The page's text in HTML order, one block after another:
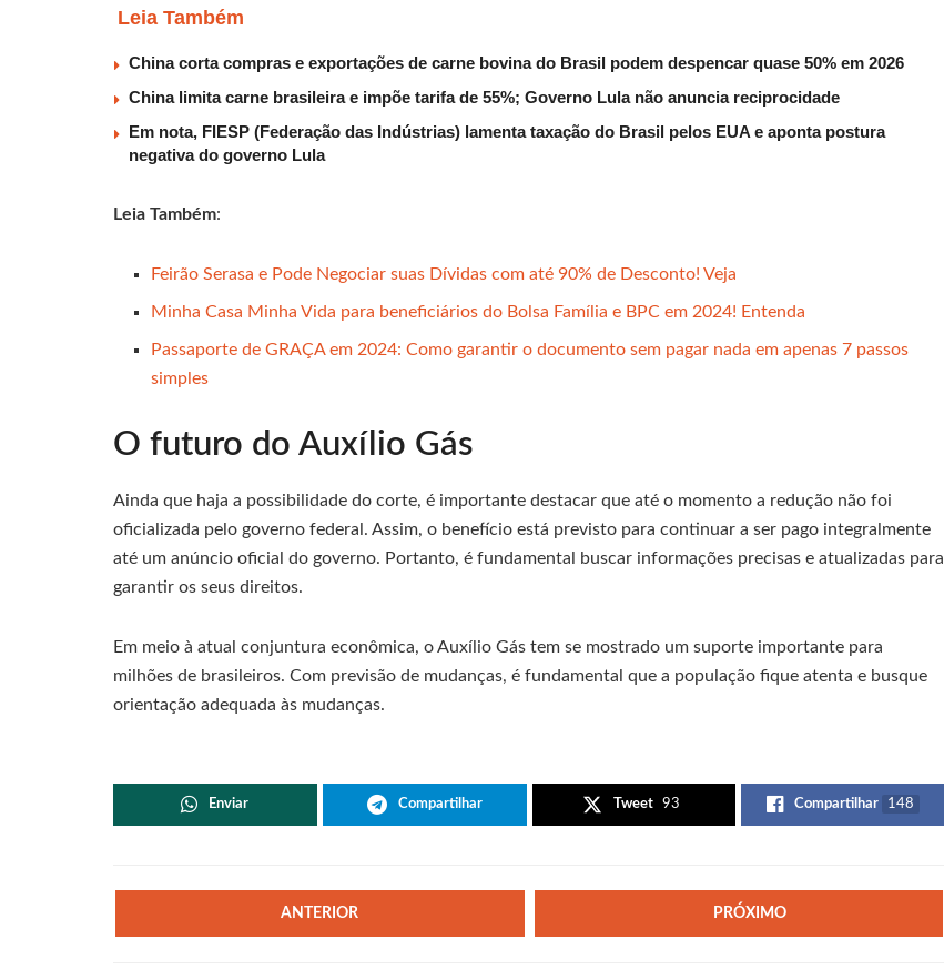
Leia Também
China corta compras e exportações de carne bovina do Brasil podem despencar quase 50% em 2026
China limita carne brasileira e impõe tarifa de 55%; Governo Lula não anuncia reciprocidade
Em nota, FIESP (Federação das Indústrias) lamenta taxação do Brasil pelos EUA e aponta postura
negativa do governo Lula
Leia Também:
Feirão Serasa e Pode Negociar suas Dívidas com até 90% de Desconto! Veja
Minha Casa Minha Vida para beneficiários do Bolsa Família e BPC em 2024! Entenda
Passaporte de GRAÇA em 2024: Como garantir o documento sem pagar nada em apenas 7 passos
simples
O futuro do Auxílio Gás
Ainda que haja a possibilidade do corte, é importante destacar que até o momento a redução não foi
oficializada pelo governo federal. Assim, o benefício está previsto para continuar a ser pago integralmente
até um anúncio oficial do governo. Portanto, é fundamental buscar informações precisas e atualizadas para
garantir os seus direitos.
Em meio à atual conjuntura econômica, o Auxílio Gás tem se mostrado um suporte importante para
milhões de brasileiros. Com previsão de mudanças, é fundamental que a população fique atenta e busque
orientação adequada às mudanças.
Enviar Compartilhar Tweet 93 Compartilhar 148
ANTERIOR PRÓXIMO